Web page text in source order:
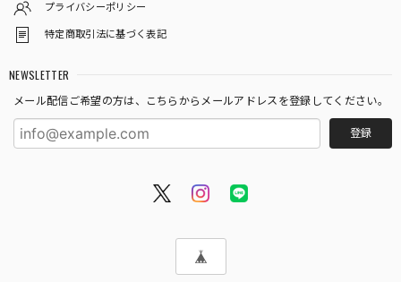
プライバシーポリシー
特定商取引法に基づく表記
NEWSLETTER
メール配信ご希望の方は、こちらからメールアドレスを登録してください。
登録